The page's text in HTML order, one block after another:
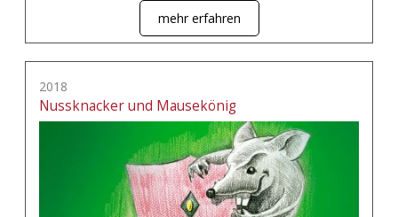
mehr erfahren
2018
Nussknacker und Mausekönig